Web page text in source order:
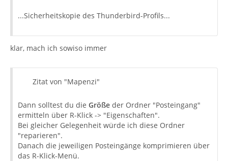
...Sicherheitskopie des Thunderbird-Profils...
klar, mach ich sowiso immer
Zitat von "Mapenzi"
Dann solltest du die Größe der Ordner "Posteingang"
ermitteln über R-Klick -> "Eigenschaften".
Bei gleicher Gelegenheit würde ich diese Ordner
"reparieren".
Danach die jeweiligen Posteingänge komprimieren über
das R-Klick-Menü.